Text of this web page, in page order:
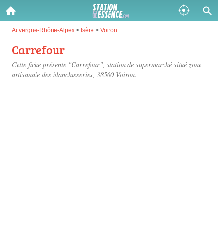
Auvergne-Rhône-Alpes > Isère > Voiron
Carrefour
Cette fiche présente "Carrefour", station de supermarché situé zone
artisanale des blanchisseries, 38500 Voiron.
Gazole :
Disponible
SP 98 :